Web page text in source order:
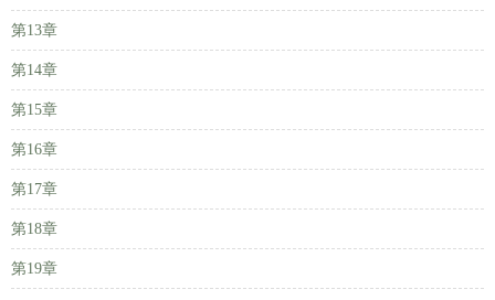
第13章
第14章
第15章
第16章
第17章
第18章
第19章